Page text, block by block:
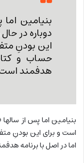
بنیامین
دوباره در
این بودنِ
حساب و
هدفمند
بنیامین اما پس از
است و برای این بودنِ
اما در اصل با برنامه